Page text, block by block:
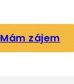
Mám zájem